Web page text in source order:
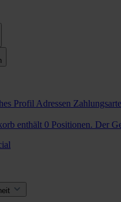
Profil Adressen
enthält 0 Positionen. Der